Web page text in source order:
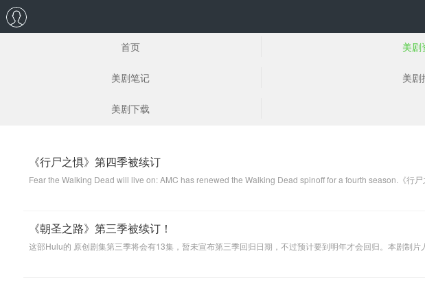
首页 美剧
美剧笔记 美剧
美剧下载
《行尸之惧》第四季被续订
《朝圣之路》第三季被续订！
这部Hulu的 原创剧集第三季将会有13集，暂未宣布第三季回归日期，不过预计要到明年才会回归。本剧制